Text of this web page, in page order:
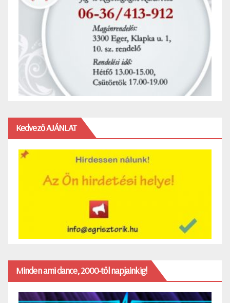
Kedvező AJÁNLAT
Minden ami dance, 2000-től napjainkig!